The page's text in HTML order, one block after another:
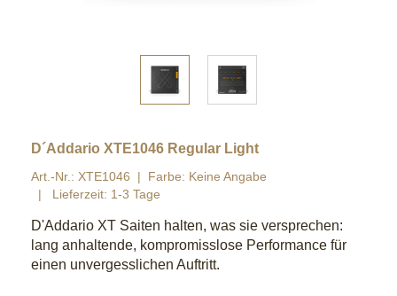
D´Addario XTE1046 Regular Light
Art.-Nr.: XTE1046
Farbe: Keine Angabe
Lieferzeit: 1-3 Tage
D'Addario XT Saiten halten, was sie versprechen:
lang anhaltende, kompromisslose Performance für
einen unvergesslichen Auftritt.